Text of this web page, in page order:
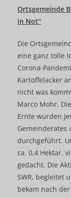
Ortsgemeinde
in Not“
Die
eine ganz tolle
Corona-
Kartoffelacker
nicht was
Marco Mohr.
Ernte wurden
durchgeführt.
ca. 0,4 Hektar,
gedacht. Die
SWR, begleitet
bekam nach